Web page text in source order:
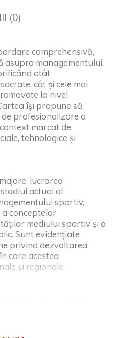
(0)
comprehensivă,
asupra managementului
atât
cât și cele mai
la nivel
își propune să
profesionalizare a
marcat de
tehnologice și
lucrarea
actual al
sportiv,
conceptelor
mediului sportiv și a
Sunt evidențiate
privind dezvoltarea
care acestea
și regionale.
dedicat particularităților
sportiv, sectoarele
strategic, rolul